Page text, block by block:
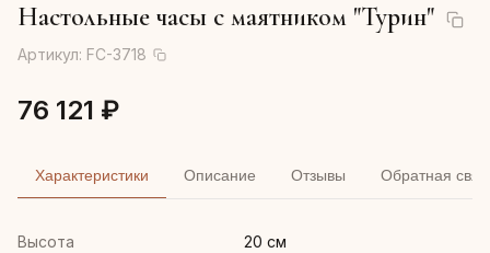
Настольные часы с маятником "Турин"
Артикул: FC-3718
76 121 ₽
Характеристики Описание Отзывы Обратная
Высота 20 см